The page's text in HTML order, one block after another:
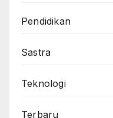
Pendidikan
Sastra
Teknologi
Terbaru